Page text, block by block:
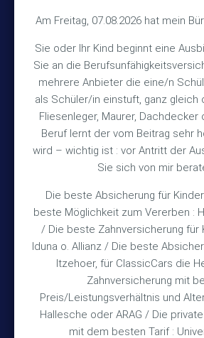
Am Freitag, 07.08.2026 hat mein
Sie oder Ihr Kind beginnt eine
Sie an die
mehrere Anbieter die eine/n
als Schüler/in einstuft, ganz gleich
Fliesenleger, Maurer, Dachdecker
Beruf lernt der vom Beitrag sehr
wird – wichtig ist : vor Antritt der
Sie sich von mir
Die beste Absicherung für
beste Möglichkeit zum Vererben :
/ Die beste Zahnversicherung für
Iduna o. Allianz / Die beste
Itzehoer, für ClassicCars die
Zahnversicherung mit
Preis/Leistungsverhältnis und
Hallesche oder ARAG / Die
mit dem besten Tarif :
Kontakt
TEL +49 (5105)
FAX +49 (5105)
MAIL vmh1a@web.de
Bürozeiten
Mo – Fr 10:15 – 12:00
und nach
Rechtliches
Impressum